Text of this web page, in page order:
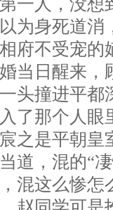
一人，没想
为身死道消
府不受宠的
当日醒来，
头撞进平都
了那个人
之是平朝皇
道，混的“
混这么惨怎